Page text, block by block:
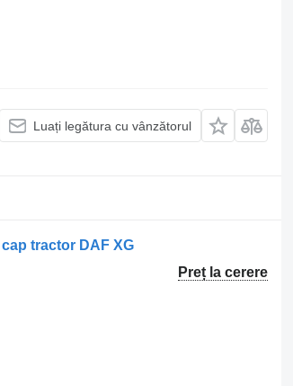
Luați legătura cu vânzătorul
tractor DAF XG
Preț la cerere